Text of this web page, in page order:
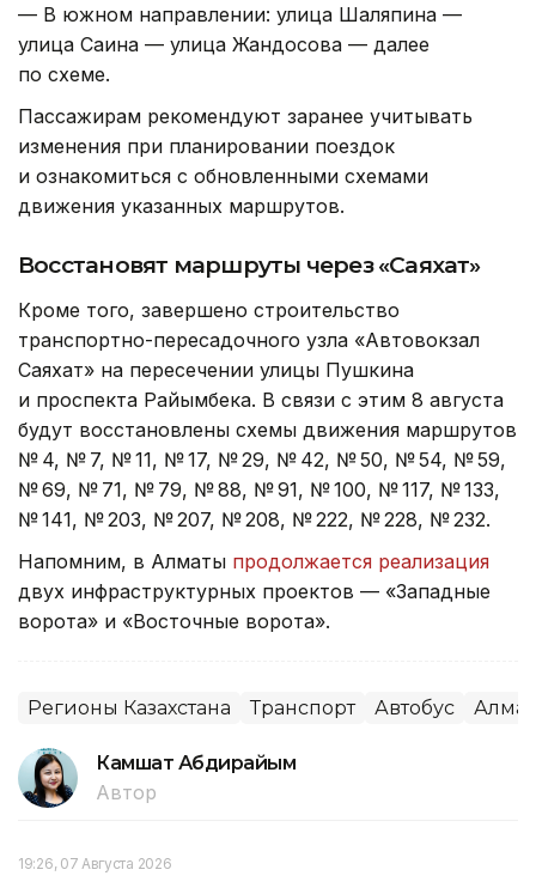
— В южном направлении: улица Шаляпина —
улица Саина — улица Жандосова — далее
по схеме.
Пассажирам рекомендуют заранее учитывать
изменения при планировании поездок
и ознакомиться с обновленными схемами
движения указанных маршрутов.
Восстановят маршруты через «Саяхат»
Кроме того, завершено строительство
транспортно-пересадочного узла «Автовокзал
Саяхат» на пересечении улицы Пушкина
и проспекта Райымбека. В связи с этим 8 августа
будут восстановлены схемы движения маршрутов
№ 4, № 7, № 11, № 17, № 29, № 42, № 50, № 54, № 59,
№ 69, № 71, № 79, № 88, № 91, № 100, № 117, № 133,
№ 141, № 203, № 207, № 208, № 222, № 228, № 232.
Напомним, в Алматы продолжается реализация
двух инфраструктурных проектов — «Западные
ворота» и «Восточные ворота».
Регионы Казахстана Транспорт Автобус
Камшат Абдирайым
Автор
19:26, 07 Августа 2026